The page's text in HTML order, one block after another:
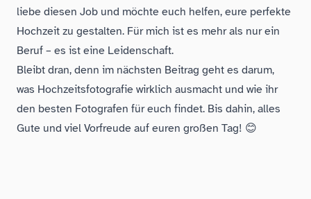
liebe diesen Job und möchte euch helfen, eure perfekte
Hochzeit zu gestalten. Für mich ist es mehr als nur ein
Beruf – es ist eine Leidenschaft.
Bleibt dran, denn im nächsten Beitrag geht es darum,
was Hochzeitsfotografie wirklich ausmacht und wie ihr
den besten Fotografen für euch findet. Bis dahin, alles
Gute und viel Vorfreude auf euren großen Tag! 😊